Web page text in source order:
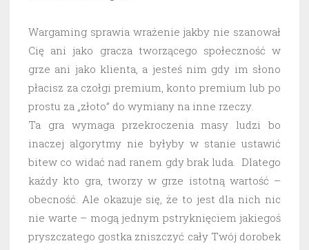
Wargaming sprawia wrażenie jakby nie szanował
Cię ani jako gracza tworzącego społeczność w
grze ani jako klienta, a jesteś nim gdy im słono
płacisz za czołgi premium, konto premium lub po
prostu za „złoto” do wymiany na inne rzeczy.
Ta gra wymaga przekroczenia masy ludzi bo
inaczej algorytmy nie byłyby w stanie ustawić
bitew co widać nad ranem gdy brak luda. Dlatego
każdy kto gra, tworzy w grze istotną wartość –
obecność. Ale okazuje się, że to jest dla nich nic
nie warte – mogą jednym pstryknięciem jakiegoś
pryszczatego gostka zniszczyć cały Twój dorobek